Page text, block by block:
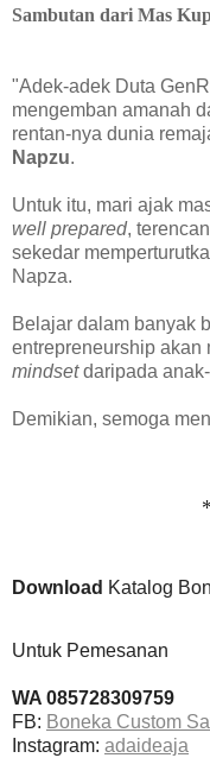
Sambutan dari Mas
"Adek-adek Duta
mengemban amanah
rentan-nya dunia
Napzu.
Untuk itu, mari ajak
well prepared,
sekedar
Napza.
Belajar dalam banyak
entrepreneurship akan
mindsetdaripada
Demikian, semoga
Download Katalog
Untuk Pemesanan
WA 085728309759
FB: Boneka Custom
Instagram: adaideaja